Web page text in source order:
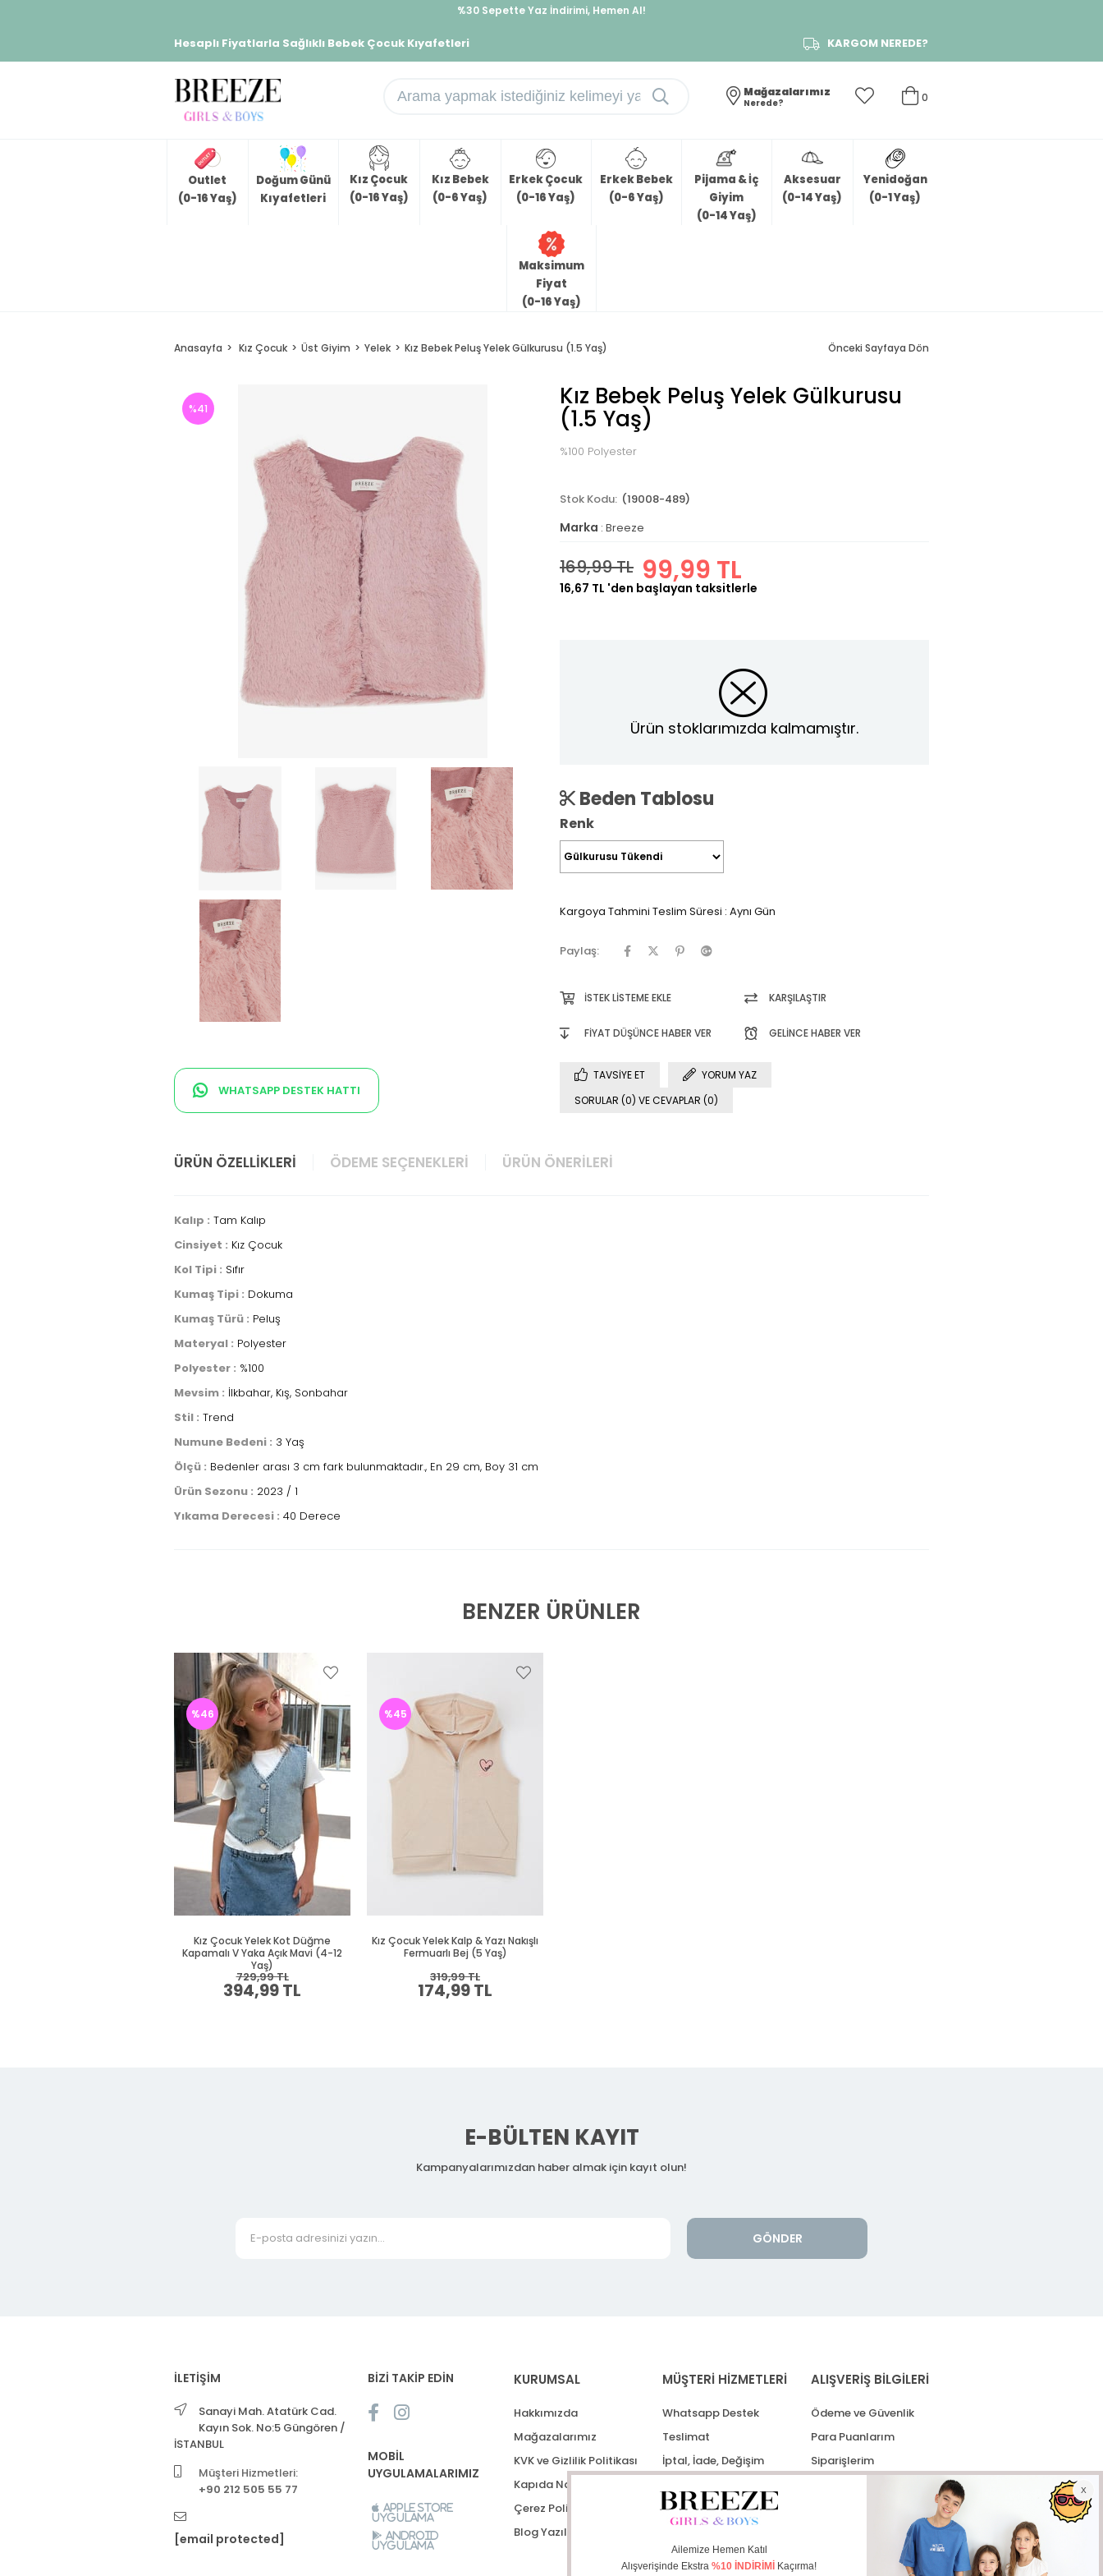
%30 Sepette Yaz İndirimi, Hemen Al!
Hesaplı Fiyatlarla Sağlıklı Bebek Çocuk Kıyafetleri KARGOM NEREDE?
0
Mağazalarımız
Nerede?
Outlet
(0-16 Yaş)
Doğum Günü
Kıyafetleri
Kız Çocuk
(0-16 Yaş)
Kız Bebek
(0-6 Yaş)
Erkek Çocuk
(0-16 Yaş)
Erkek Bebek
(0-6 Yaş)
Pijama & İç
Giyim
(0-14 Yaş)
Aksesuar
(0-14 Yaş)
Yenidoğan
(0-1 Yaş)
Maksimum
Fiyat
(0-16 Yaş)
Anasayfa Kız Çocuk Üst Giyim Yelek Kız Bebek Peluş Yelek Gülkurusu (1.5 Yaş) Önceki Sayfaya Dön
%41
WHATSAPP DESTEK HATTI
Kız Bebek Peluş Yelek Gülkurusu
(1.5 Yaş)
%100 Polyester
(19008-489)
Marka : Breeze
169,99 TL 99,99 TL
16,67 TL 'den başlayan taksitlerle
Ürün stoklarımızda kalmamıştır.
Beden Tablosu
Renk
Kargoya Tahmini Teslim Süresi : Aynı Gün
Paylaş:
İSTEK LISTEME EKLE KARŞILAŞTIR
FIYAT DÜŞÜNCE HABER VER GELINCE HABER VER
TAVSIYE ET
YORUM YAZ
SORULAR (0) VE CEVAPLAR (0)
ÜRÜN ÖZELLIKLERI ÖDEME SEÇENEKLERI ÜRÜN ÖNERILERI
Kalıp : Tam Kalıp
Cinsiyet : Kız Çocuk
Kol Tipi : Sıfır
Kumaş Tipi : Dokuma
Kumaş Türü : Peluş
Materyal : Polyester
Polyester : %100
Mevsim : İlkbahar, Kış, Sonbahar
Stil : Trend
Numune Bedeni : 3 Yaş
Ölçü : Bedenler arası 3 cm fark bulunmaktadır., En 29 cm, Boy 31 cm
Ürün Sezonu : 2023 / 1
Yıkama Derecesi : 40 Derece
BENZER ÜRÜNLER
Kız Çocuk Yelek Kot Düğme
Kapamalı V Yaka Açık Mavi (4-12
Yaş)
394,99 TL
729,99 TL
%46
Kız Çocuk Yelek Kalp & Yazı Nakışlı
Fermuarlı Bej (5 Yaş)
174,99 TL
319,99 TL
%45
E-BÜLTEN KAYIT
Kampanyalarımızdan haber almak için kayıt olun!
GÖNDER
İLETİŞİM
Sanayi Mah. Atatürk Cad.
Kayın Sok. No:5 Güngören /
İSTANBUL
Müşteri Hizmetleri:
+90 212 505 55 77
[email protected]
BİZİ TAKİP EDİN
MOBİL
UYGULAMALARIMIZ
Apple Store
Uygulama
Android
Uygulama
KURUMSAL
Hakkımızda
Mağazalarımız
KVK ve Gizlilik Politikası
Kapıda Nakit Ödeme
Çerez Politikası
Blog Yazıları
MÜŞTERİ HİZMETLERİ
Whatsapp Destek
Teslimat
İptal, İade, Değişim
ALIŞVERİŞ BİLGİLERİ
Ödeme ve Güvenlik
Para Puanlarım
Siparişlerim